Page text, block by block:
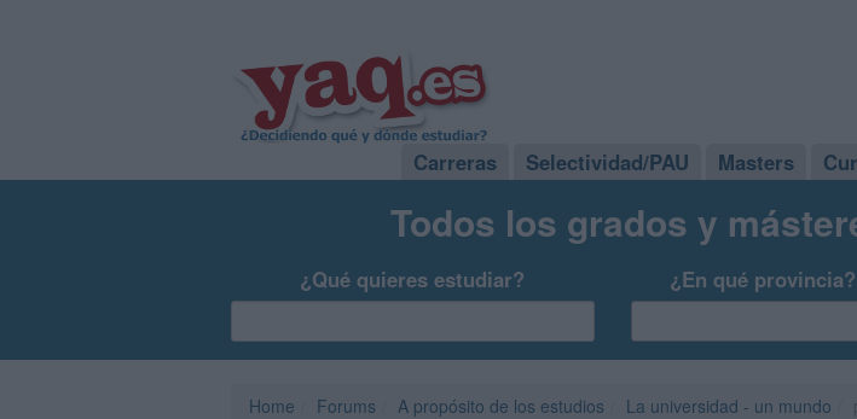
Carreras Selectividad/PAU Masters
Todos los grados y
¿Qué quieres estudiar? ¿En qué provincia?
Home Forums A propósito de los estudios La universidad - un mundo